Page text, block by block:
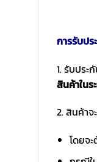
การรับป
1. รับประ
สินค้าในร
2. สินค้า
โดยจ